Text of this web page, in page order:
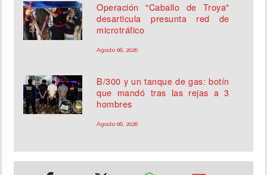
Operación "Caballo de Troya"
desarticula presunta red de
microtráfico
Agosto 06, 2026
B/300 y un tanque de gas: botín
que mandó tras las rejas a 3
hombres
Agosto 06, 2026